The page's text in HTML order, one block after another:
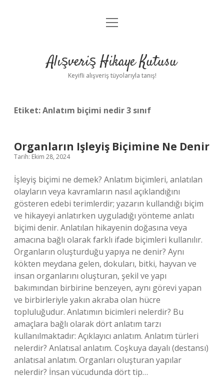
Anasayfa
Yasal Uyarı
menüyü
Alışveriş Hikaye Kutusu
Keyifli alışveriş tüyolarıyla tanış!
Etiket:Anlatım biçimi nedir 3 sınıf
Organların Işleyiş Biçimine Ne Denir
Tarih: Ekim 28, 2024
İşleyiş biçimi ne demek? Anlatım biçimleri, anlatılan
olayların veya kavramların nasıl açıklandığını
gösteren edebi terimlerdir; yazarın kullandığı biçim
ve hikayeyi anlatırken uyguladığı yönteme anlatı
biçimi denir. Anlatılan hikayenin doğasına veya
amacına bağlı olarak farklı ifade biçimleri kullanılır.
Organların oluşturduğu yapıya ne denir? Aynı
kökten meydana gelen, dokuları, bitki, hayvan ve
insan organlarını oluşturan, şekil ve yapı
bakımından birbirine benzeyen, aynı görevi yapan
ve birbirleriyle yakın akraba olan hücre
topluluğudur. Anlatımın bicimleri nelerdir? Bu
amaçlara bağlı olarak dört anlatım tarzı
kullanılmaktadır: Açıklayıcı anlatım. Anlatım türleri
nelerdir? Anlatısal anlatım. Coşkuya dayalı (destansı)
anlatısal anlatım. Organları oluşturan yapılar
nelerdir? İnsan vücudunda dört tip…